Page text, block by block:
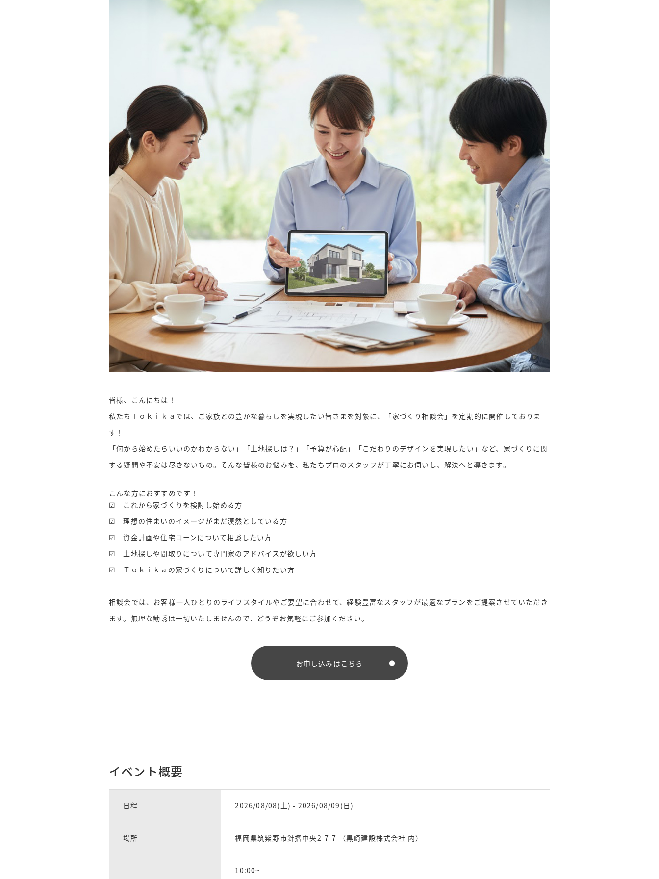
皆様、こんにちは！
私たちＴｏｋｉｋａでは、ご家族との豊かな暮らしを実現したい皆さまを対象に、「家づくり相談会」を定期的に開催しておりま
す！
「何から始めたらいいのかわからない」「土地探しは？」「予算が心配」「こだわりのデザインを実現したい」など、家づくりに関
する疑問や不安は尽きないもの。そんな皆様のお悩みを、私たちプロのスタッフが丁寧にお伺いし、解決へと導きます。
こんな方におすすめです！
☑ これから家づくりを検討し始める方
☑ 理想の住まいのイメージがまだ漠然としている方
☑ 資金計画や住宅ローンについて相談したい方
☑ 土地探しや間取りについて専門家のアドバイスが欲しい方
☑ Ｔｏｋｉｋａの家づくりについて詳しく知りたい方
相談会では、お客様一人ひとりのライフスタイルやご要望に合わせて、経験豊富なスタッフが最適なプランをご提案させていただき
ます。無理な勧誘は一切いたしませんので、どうぞお気軽にご参加ください。
お申し込みはこちら
イベント概要
日程 2026/08/08(土) - 2026/08/09(日)
場所 福岡県筑紫野市針摺中央2-7-7 （黒崎建設株式会社 内）
10:00~